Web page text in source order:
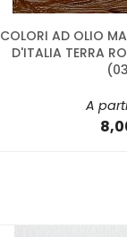
COLORI AD OLIO
D'ITALIA TERRA
A